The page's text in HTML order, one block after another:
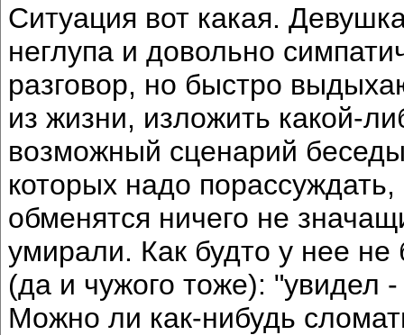
Ситуация вот какая.
неглупа и довольно
разговор, но быстро
из жизни, изложить какой-
возможный сценарий
которых надо
обменятся ничего не
умирали. Как будто у нее
(да и чужого тоже): "увидел -
Можно ли как-нибудь